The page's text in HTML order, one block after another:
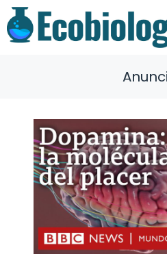
Saltar
al
contenido